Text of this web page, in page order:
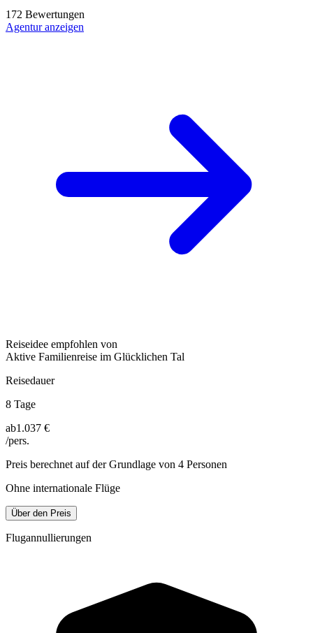
172 Bewertungen
Agentur anzeigen
Reiseidee empfohlen von
Aktive Familienreise im Glücklichen Tal
Reisedauer
8 Tage
ab1.037 €
/pers.
Preis berechnet auf der Grundlage von 4 Personen
Ohne internationale Flüge
Über den Preis
Flugannullierungen